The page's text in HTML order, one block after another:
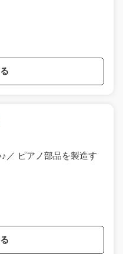
／ ピアノ部品を製造す